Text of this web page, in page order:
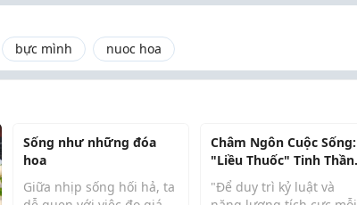
bực mình nuoc hoa
Sống như những đóa
hoa
Giữa nhịp sống hối hả, ta
Châm Ngôn Cuộc Sống:
"Liều Thuốc" Tinh Thần
Cho Ngày Mệt Mỏi
"Để duy trì kỷ luật và